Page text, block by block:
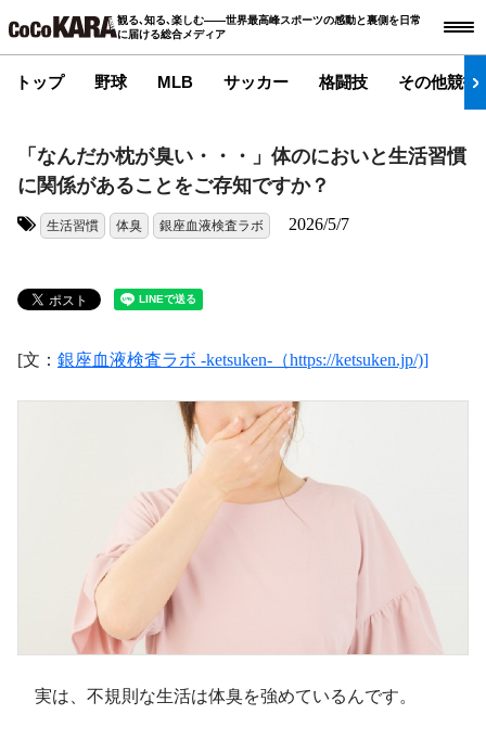
観る､知る､楽しむ――世界最高峰スポーツの感動と裏側を日常
に届ける総合メディア
トップ 野球 MLB サッカー 格闘技 その他競技
「なんだか枕が臭い・・・」体のにおいと生活習慣
に関係があることをご存知ですか？
生活習慣 体臭 銀座血液検査ラボ 2026/5/7
[文： 銀座血液検査ラボ -ketsuken-（https://ketsuken.jp/)]
実は、不規則な生活は体臭を強めているんです。